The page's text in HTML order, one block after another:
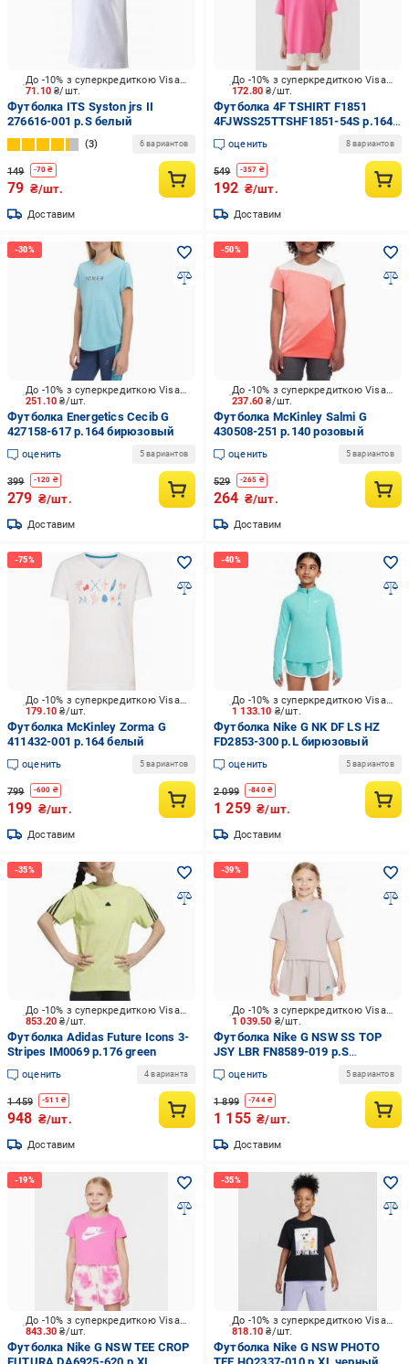
71.10₴/шт.
До -10% з суперкредиткою Visa Вигода
Футболка ITS Syston jrs II
276616-001 р.S белый
3 6 вариантов
149 -70 ₴
79 ₴/шт.
Доставим
172.80₴/шт.
До -10% з суперкредиткою Visa Вигода
Футболка 4F TSHIRT F1851
4FJWSS25TTSHF1851-54S р.164
розовый
оценить 8 вариантов
549 -357 ₴
192 ₴/шт.
Доставим
251.10₴/шт.
До -10% з суперкредиткою Visa Вигода
Футболка Energetics Cecib G
427158-617 р.164 бирюзовый
оценить 5 вариантов
399 -120 ₴
279 ₴/шт.
Доставим
237.60₴/шт.
До -10% з суперкредиткою Visa Вигода
Футболка McKinley Salmi G
430508-251 р.140 розовый
оценить 5 вариантов
529 -265 ₴
264 ₴/шт.
Доставим
179.10₴/шт.
До -10% з суперкредиткою Visa Вигода
Футболка McKinley Zorma G
411432-001 р.164 белый
оценить 5 вариантов
799 -600 ₴
199 ₴/шт.
Доставим
1 133.10 ₴/шт.
До -10% з суперкредиткою Visa Вигода
Футболка Nike G NK DF LS HZ
FD2853-300 р.L бирюзовый
оценить 5 вариантов
2 099 -840₴
1 259 ₴/шт.
Доставим
853.20₴/шт.
До -10% з суперкредиткою Visa Вигода
Футболка Adidas Future Icons 3-
Stripes IM0069 р.176 green
оценить 4 варианта
1 459 -511 ₴
948 ₴/шт.
Доставим
1 039.50 ₴/шт.
До -10% з суперкредиткою Visa Вигода
Футболка Nike G NSW SS TOP
JSY LBR FN8589-019 р.S
бежевый
оценить 5 вариантов
1 899 -744₴
1 155 ₴/шт.
Доставим
843.30₴/шт.
До -10% з суперкредиткою Visa Вигода
Футболка Nike G NSW TEE CROP
818.10₴/шт.
До -10% з суперкредиткою Visa Вигода
Футболка Nike G NSW PHOTO